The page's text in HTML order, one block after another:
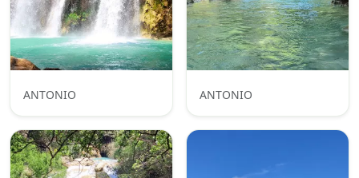
ANTONIO ANTONIO